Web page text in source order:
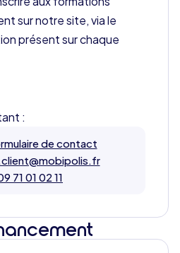
sur notre site, via le
présent sur chaque
:
de contact
71 01 02 11